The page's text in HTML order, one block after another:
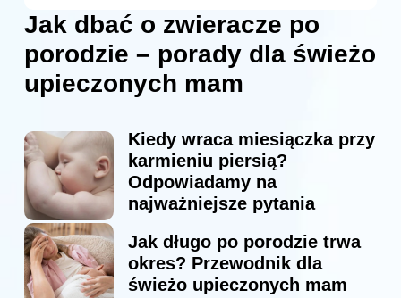
Jak dbać o zwieracze po
porodzie – porady dla świeżo
upieczonych mam
Kiedy wraca miesiączka przy
karmieniu piersią?
Odpowiadamy na
najważniejsze pytania
Jak długo po porodzie trwa
okres? Przewodnik dla
świeżo upieczonych mam